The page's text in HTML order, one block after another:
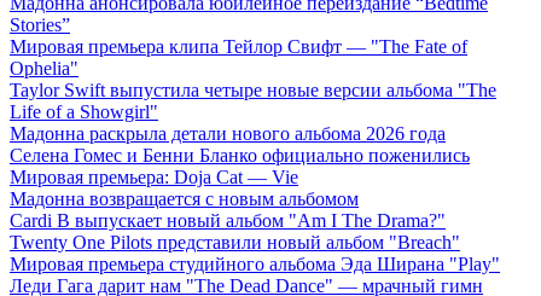
Stories”
Мировая премьера клипа Тейлор Свифт — "The Fate of
Ophelia"
Taylor Swift выпустила четыре новые версии альбома "The
Life of a Showgirl"
Мадонна раскрыла детали нового альбома 2026 года
Селена Гомес и Бенни Бланко официально поженились
Мировая премьера: Doja Cat — Vie
Мадонна возвращается с новым альбомом
Cardi B выпускает новый альбом "Am I The Drama?"
Twenty One Pilots представили новый альбом "Breach"
Мировая премьера студийного альбома Эда Ширана "Play"
Леди Гага дарит нам "The Dead Dance" — мрачный гимн